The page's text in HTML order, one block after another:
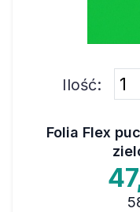
Ilość:
Folia Flex